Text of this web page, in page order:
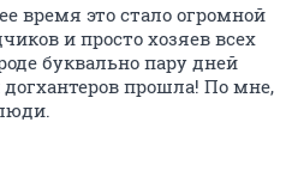
время это стало огромной
и просто хозяев всех
буквально пару дней
прошла! По мне,